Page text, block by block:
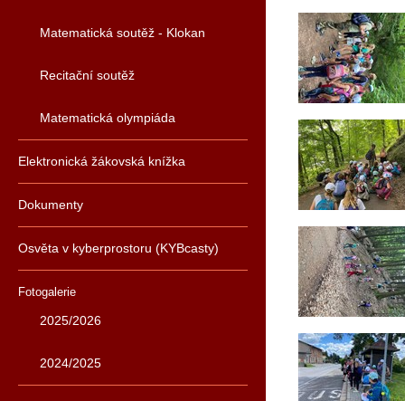
Matematická soutěž - Klokan
Recitační soutěž
Matematická olympiáda
Elektronická žákovská knížka
Dokumenty
Osvěta v kyberprostoru (KYBcasty)
Fotogalerie
2025/2026
2024/2025